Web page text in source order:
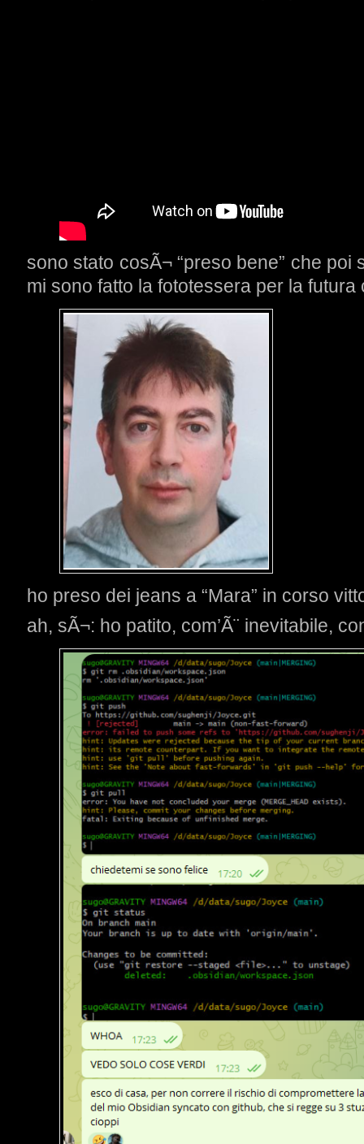
sono stato cosÃ¬ “preso bene” che
mi sono fatto la fototessera per la futura
ho preso dei jeans a “Mara” in corso
ah, sÃ¬: ho patito, com’Ã¨ inevitabile,